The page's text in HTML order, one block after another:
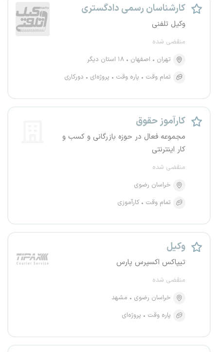
کارشناسان رسمی دادگستری
وکیل تلفنی
منقضی شده
تهران
اصفهان
۱۸ استان دیگر
تمام وقت
پاره وقت پروژه‌ای دورکاری
کارآموز حقوق
مجموعه فعال در حوزه بازرگانی و کسب و
کار اینترنتی
منقضی شده
خراسان رضوی
تمام وقت
کارآموزی
وکیل
تیپاکس اکسپرس پارس
منقضی شده
خراسان رضوی
مشهد
پاره وقت
پروژه‌ای